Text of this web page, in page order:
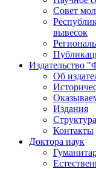
Совет
вывесок
Издательство
Об
Издания
Структура
Контакты
Доктора наук